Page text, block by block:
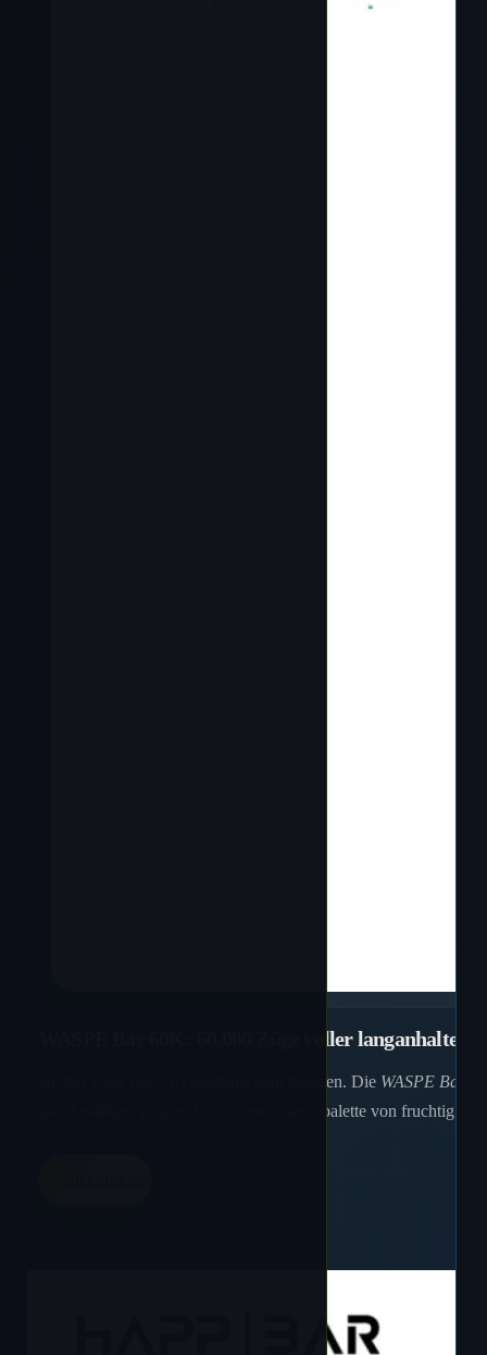
WASPE Bar 60K: 60.000 Züge voller
60.000 Züge und 16 Geschmacksrichtungen. Die WASPE Bar
gleichmäßiger Zug und eine Geschmackspalette von fruchtig